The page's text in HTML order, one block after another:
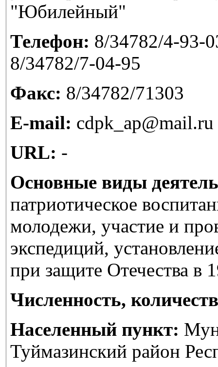
"Юбилейный"
Телефон: 8/34782/4-93-
8/34782/7-04-95
Факс: 8/34782/71303
E-mail: cdpk_ap@mail.ru
URL: -
Основные виды
патриотическое
молодежи, участие и
экспедиций,
при защите Отечества в
Численность,
Населенный пункт:
Туймазинский район